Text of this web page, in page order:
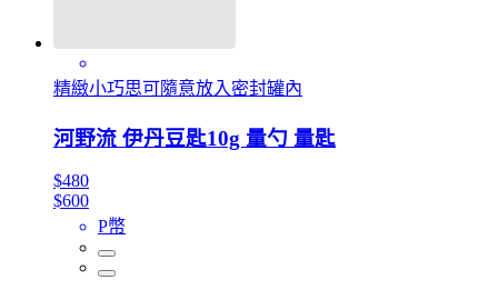
精緻小巧思可隨意放入密封罐內
河野流 伊丹豆匙10g 量勺 量匙
$480
$600
P幣